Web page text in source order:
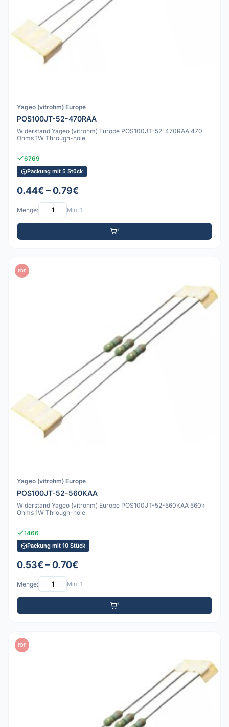
Yageo (vitrohm) Europe
POS100JT-52-470RAA
Widerstand Yageo (vitrohm) Europe POS100JT-52-470RAA 470
Ohms 1W Through-hole
6769
Packung mit 5 Stück
0.44€ – 0.79€
Menge: Min: 1
PDF
Yageo (vitrohm) Europe
POS100JT-52-560KAA
Widerstand Yageo (vitrohm) Europe POS100JT-52-560KAA 560k
Ohms 1W Through-hole
1466
Packung mit 10 Stück
0.53€ – 0.70€
Menge: Min: 1
PDF